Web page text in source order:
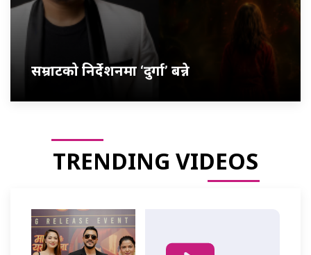
सम्राटको निर्देशनमा ‘दुर्गा’ बन्ने
TRENDING VIDEOS